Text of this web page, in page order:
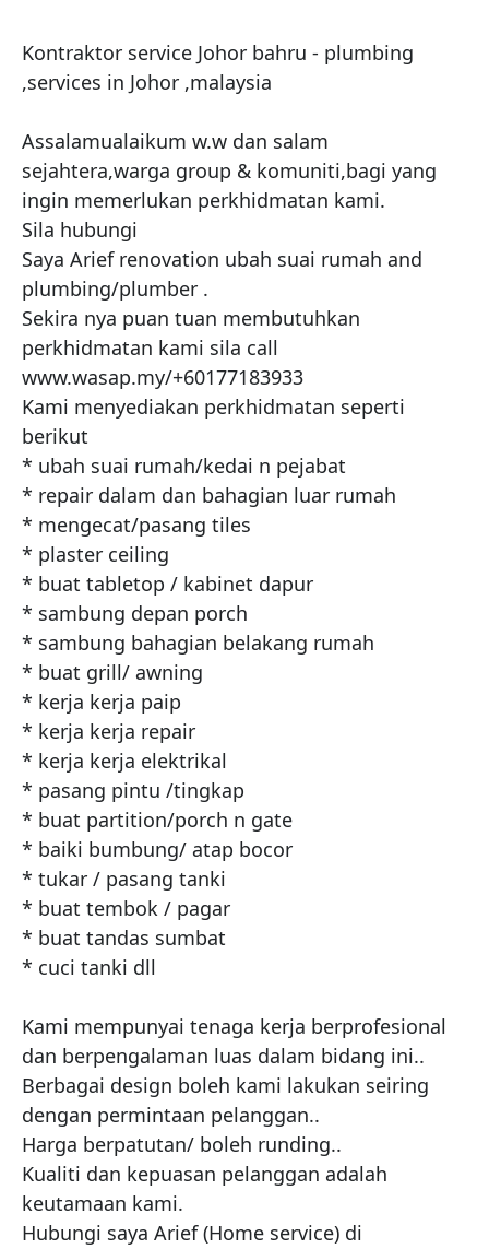
Kontraktor service Johor bahru - plumbing
,services in Johor ,malaysia
Assalamualaikum w.w dan salam
sejahtera,warga group & komuniti,bagi yang
ingin memerlukan perkhidmatan kami.
Sila hubungi
Saya Arief renovation ubah suai rumah and
plumbing/plumber .
Sekira nya puan tuan membutuhkan
perkhidmatan kami sila call
www.wasap.my/+60177183933
Kami menyediakan perkhidmatan seperti
berikut
* ubah suai rumah/kedai n pejabat
* repair dalam dan bahagian luar rumah
* mengecat/pasang tiles
* plaster ceiling
* buat tabletop / kabinet dapur
* sambung depan porch
* sambung bahagian belakang rumah
* buat grill/ awning
* kerja kerja paip
* kerja kerja repair
* kerja kerja elektrikal
* pasang pintu /tingkap
* buat partition/porch n gate
* baiki bumbung/ atap bocor
* tukar / pasang tanki
* buat tembok / pagar
* buat tandas sumbat
* cuci tanki dll
Kami mempunyai tenaga kerja berprofesional
dan berpengalaman luas dalam bidang ini..
Berbagai design boleh kami lakukan seiring
dengan permintaan pelanggan..
Harga berpatutan/ boleh runding..
Kualiti dan kepuasan pelanggan adalah
keutamaan kami.
Hubungi saya Arief (Home service) di